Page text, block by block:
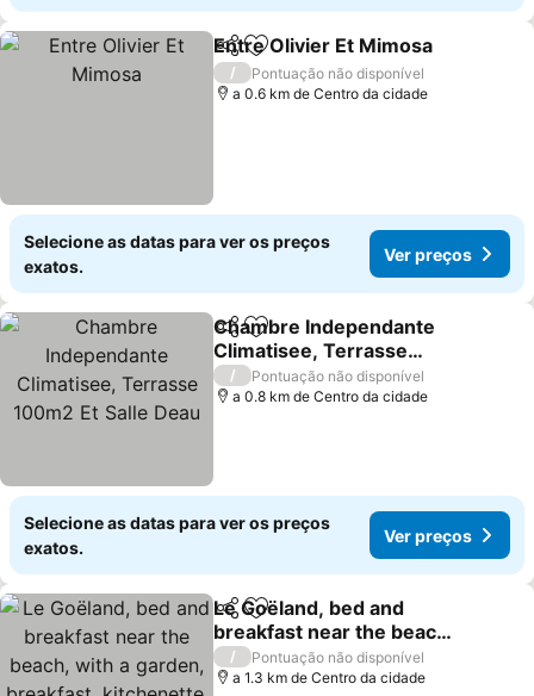
PartilharAdicionar aos favoritos
Entre Olivier Et Mimosa
/
Pontuação não disponível
a 0.6 km de Centro da cidade
Selecione as datas para ver os preços
exatos.
Ver preços
PartilharAdicionar aos favoritos
Chambre Independante
Climatisee, Terrasse
100m2 Et Salle Deau
/
Pontuação não disponível
a 0.8 km de Centro da cidade
Selecione as datas para ver os preços
exatos.
Ver preços
PartilharAdicionar aos favoritos
Le Goëland, bed and
breakfast near the beach,
with a garden, breakfast,
kitchenette, and pool
/
Pontuação não disponível
a 1.3 km de Centro da cidade